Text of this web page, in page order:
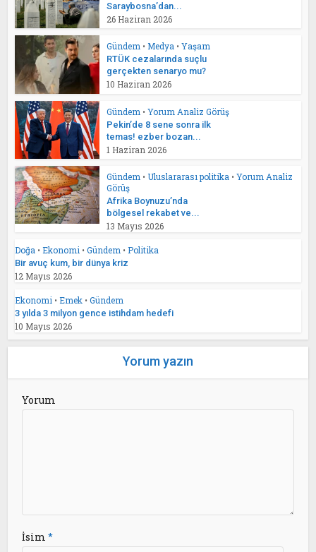
Saraybosna’dan...
26 Haziran 2026
Gündem • Medya • Yaşam
RTÜK cezalarında suçlu
gerçekten senaryo mu?
10 Haziran 2026
Gündem • Yorum Analiz Görüş
Pekin’de 8 sene sonra ilk
temas! ezber bozan...
1 Haziran 2026
Gündem • Uluslararası politika • Yorum Analiz
Görüş
Afrika Boynuzu’nda
bölgesel rekabet ve...
13 Mayıs 2026
Doğa • Ekonomi • Gündem • Politika
Bir avuç kum, bir dünya kriz
12 Mayıs 2026
Ekonomi • Emek • Gündem
3 yılda 3 milyon gence istihdam hedefi
10 Mayıs 2026
Yorum yazın
Yorum
İsim*